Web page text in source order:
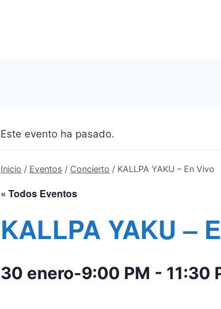
Este evento ha pasado.
Inicio / Eventos / Concierto / KALLPA YAKU – En Vivo
« Todos Eventos
KALLPA YAKU –
30 enero-9:00 PM - 11:30